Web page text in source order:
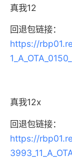
真我12
回退包链接：
https://
真我12x
回退包链接：
https://